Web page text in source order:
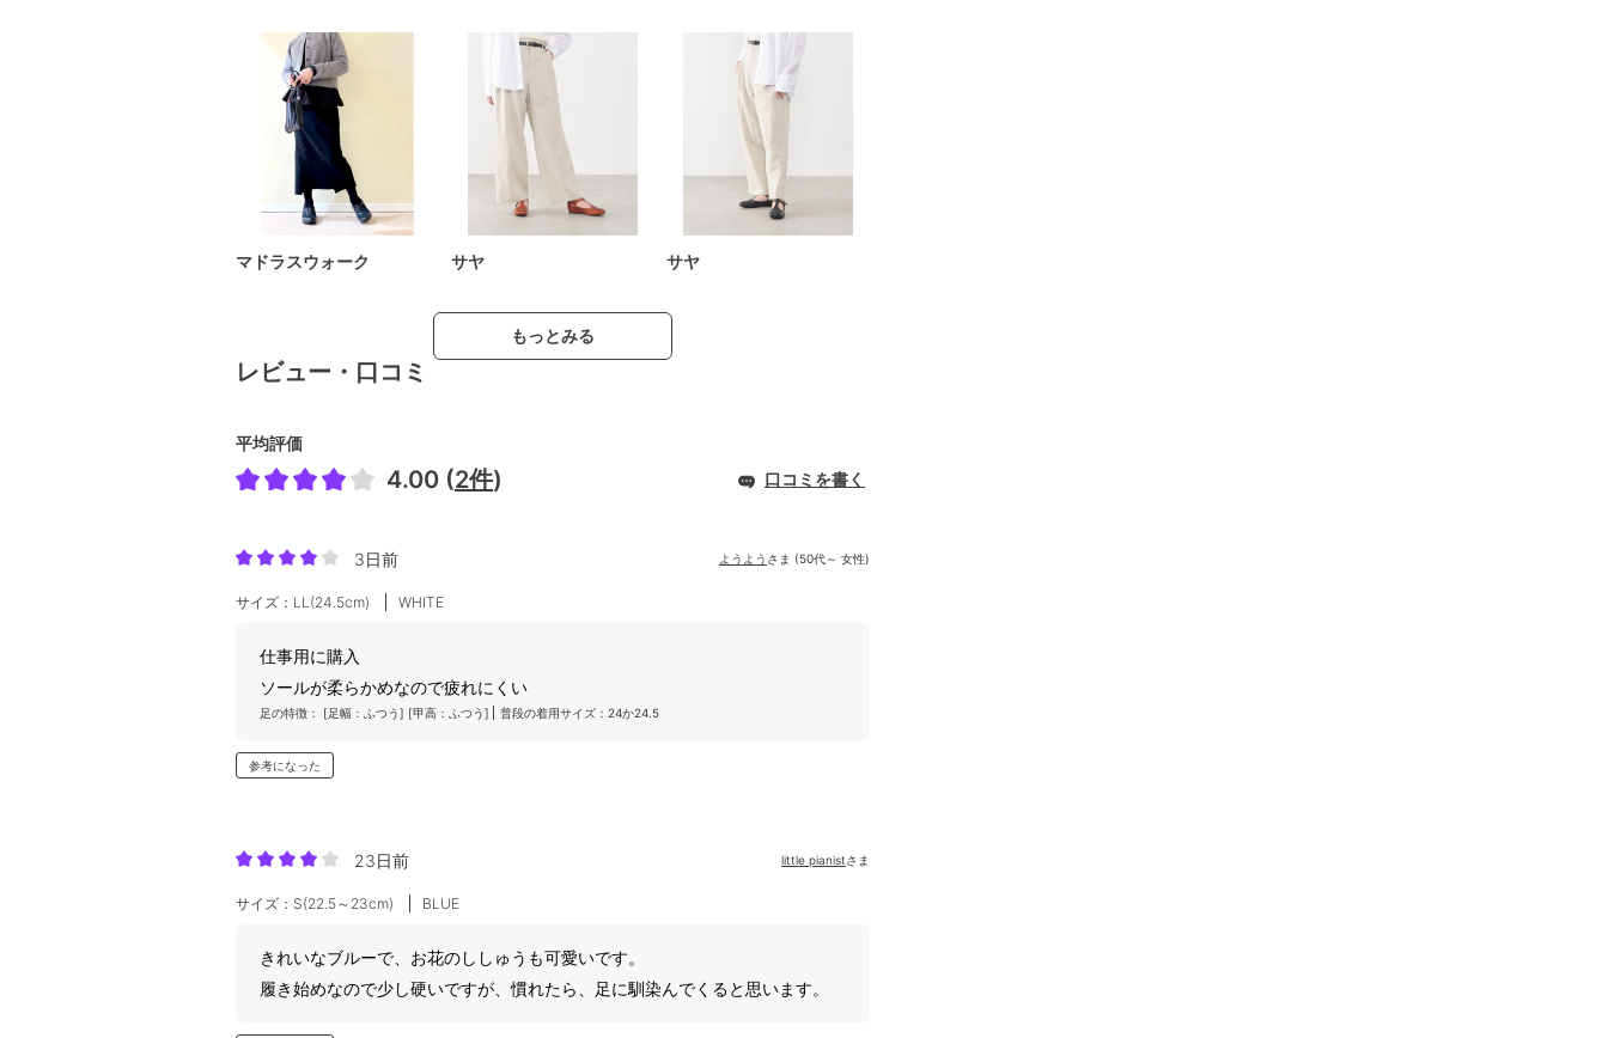
マドラスウォーク サヤ サヤ
もっとみる
レビュー・口コミ
平均評価
4.00 (2件) 口コミを書く
3日前 ようよう さま (50代～ 女性)
サイズ：LL(24.5cm) WHITE
仕事用に購入
ソールが柔らかめなので疲れにくい
足の特徴： [足幅：ふつう] [甲高：ふつう] 普段の着用サイズ：24か24.5
参考になった
23日前 little pianistさま
サイズ：S(22.5～23cm) BLUE
きれいなブルーで、お花のししゅうも可愛いです。
履き始めなので少し硬いですが、慣れたら、足に馴染んでくると思います。